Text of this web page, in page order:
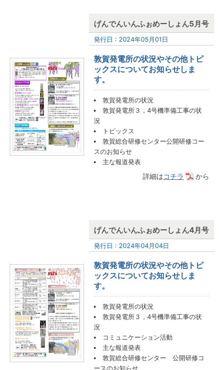
げんでんいんふぉめーしょん5月号
発行日 : 2024年05月01日
敦賀発電所の状況やその他トピ
ックスについてお知らせしま
す。
敦賀発電所の状況
敦賀発電所３，4号機準備工事の状
況
トピックス
敦賀総合研修センター公開研修コー
スのお知らせ
主な報道発表
詳細はコチラ から
げんでんいんふぉめーしょん4月号
発行日 : 2024年04月04日
敦賀発電所の状況やその他トピ
ックスについてお知らせしま
す。
敦賀発電所の状況
敦賀発電所３，4号機準備工事の状
況
コミュニケーション活動
主な報道発表
敦賀総合研修センター 公開研修コ
ースのお知らせ